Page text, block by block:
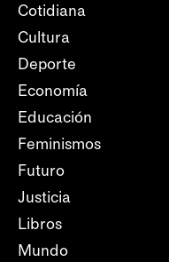
Cotidiana
Cultura
Deporte
Economía
Educación
Feminismos
Futuro
Justicia
Libros
Mundo